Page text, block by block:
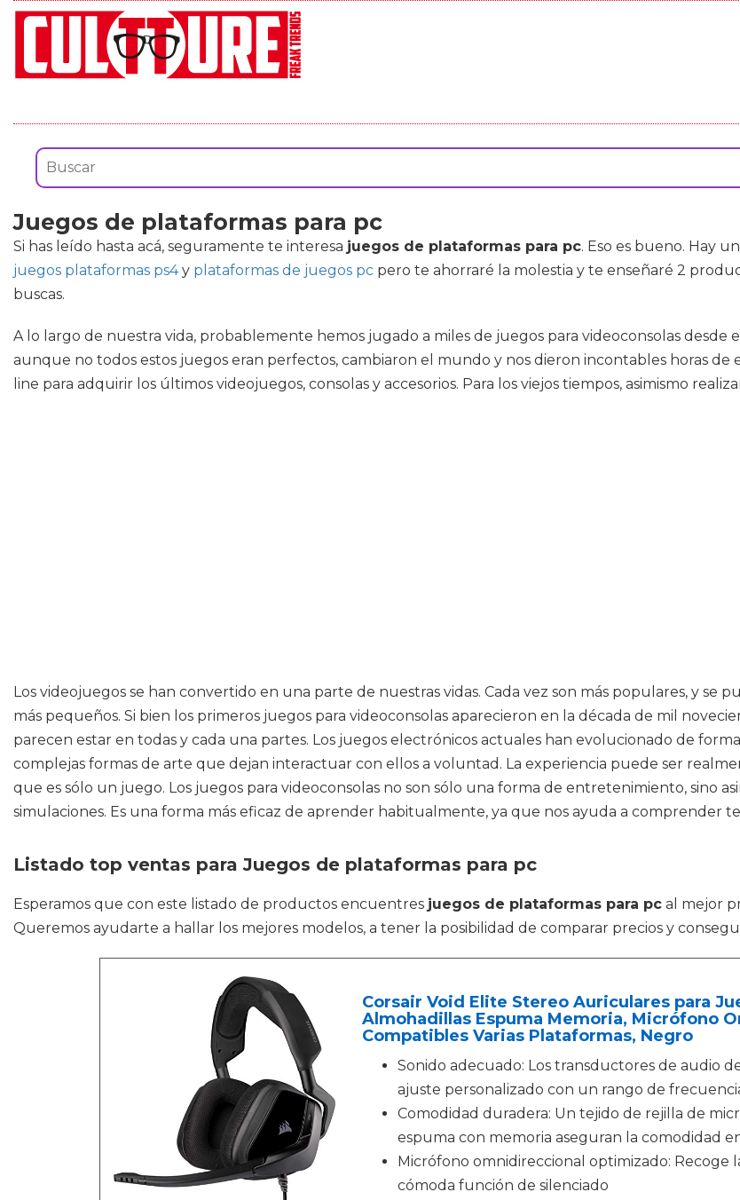
Juegos de plataformas para pc
Si has leído hasta acá, seguramente te interesa juegos de plataformas para pc. Eso es bueno. Hay
juegos plataformas ps4y plataformas de juegos pc pero te ahorraré la molestia y te enseñaré 2
buscas.
A lo largo de nuestra vida, probablemente hemos jugado a miles de juegos para videoconsolas desde
aunque no todos estos juegos eran perfectos, cambiaron el mundo y nos dieron incontables horas
line para adquirir los últimos videojuegos, consolas y accesorios. Para los viejos tiempos, asimismo
Los videojuegos se han convertido en una parte de nuestras vidas. Cada vez son más populares, y se
más pequeños. Si bien los primeros juegos para videoconsolas aparecieron en la década de mil
parecen estar en todas y cada una partes. Los juegos electrónicos actuales han evolucionado de
complejas formas de arte que dejan interactuar con ellos a voluntad. La experiencia puede ser
que es sólo un juego. Los juegos para videoconsolas no son sólo una forma de entretenimiento, sino
simulaciones. Es una forma más eficaz de aprender habitualmente, ya que nos ayuda a comprender
Listado top ventas para Juegos de plataformas para pc
Esperamos que con este listado de productos encuentres juegos de plataformas para pc al mejor
Queremos ayudarte a hallar los mejores modelos, a tener la posibilidad de comparar precios y
Corsair Void Elite Stereo Auriculares para
Almohadillas Espuma Memoria, Micrófono
Compatibles Varias Plataformas, Negro
Sonido adecuado: Los transductores de audio
ajuste personalizado con un rango de
Comodidad duradera: Un tejido de rejilla de
espuma con memoria aseguran la comodidad
Micrófono omnidireccional optimizado: Recoge
cómoda función de silenciado